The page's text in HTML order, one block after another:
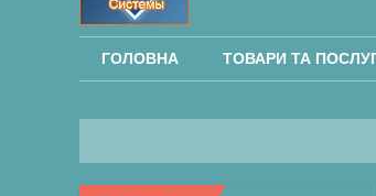
ГОЛОВНА ТОВАРИ ТА